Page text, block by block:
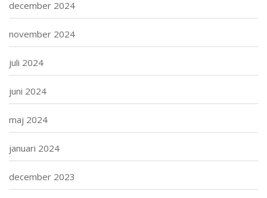
december 2024
november 2024
juli 2024
juni 2024
maj 2024
januari 2024
december 2023